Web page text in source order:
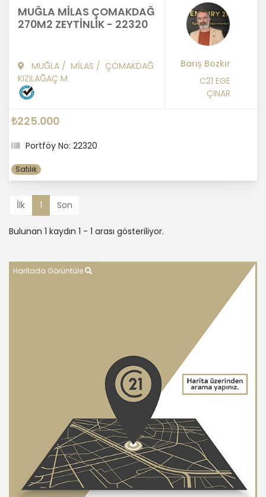
MUĞLA MİLAS ÇOMAKDAĞ
270M2 ZEYTİNLİK - 22320
MUĞLA / MİLAS / ÇOMAKDAĞ
KIZILAĞAÇ M
Barış Bozkır
C21 EGE
ÇINAR
₺225.000
Portföy No: 22320
Satılık
İlk 1 Son
Bulunan 1 kaydın 1 - 1 arası gösteriliyor.
Haritada Görüntüle